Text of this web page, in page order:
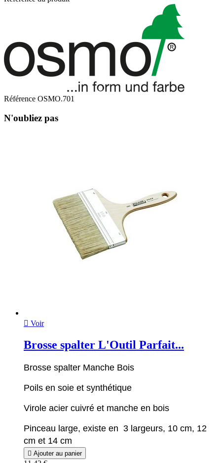
Référence OSMO.701
N'oubliez pas
 Voir
Brosse spalter L'Outil Parfait...
Brosse spalter Manche Bois
Poils en soie et synthétique
Virole acier cuivré et manche en bois
Pinceau large, existe en 3 largeurs, 10 cm, 12
cm et 14 cm
 Ajouter au panier